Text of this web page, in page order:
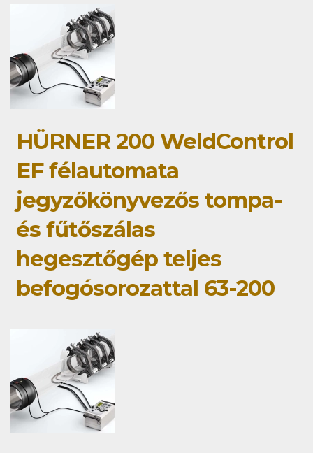
HÜRNER 200 WeldControl
EF félautomata
jegyzőkönyvezős tompa-
és fűtőszálas
hegesztőgép teljes
befogósorozattal 63-200